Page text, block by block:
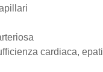
cardiaca,